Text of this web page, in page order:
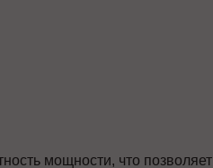
мощности, что позволяет